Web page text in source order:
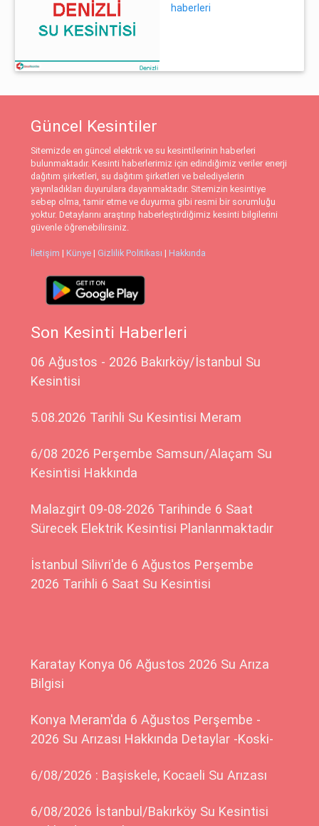
haberleri
Güncel Kesintiler
Sitemizde en güncel elektrik ve su kesintilerinin haberleri
bulunmaktadır. Kesinti haberlerimiz için edindiğimiz veriler enerji
dağıtım şirketleri, su dağıtım şirketleri ve belediyelerin
yayınladıkları duyurulara dayanmaktadır. Sitemizin kesintiye
sebep olma, tamir etme ve duyurma gibi resmi bir sorumluğu
yoktur. Detaylarını araştırıp haberleştirdiğimiz kesinti bilgilerini
güvenle öğrenebilirsiniz.
İletişim | Künye | Gizlilik Politikası | Hakkında
Son Kesinti Haberleri
06 Ağustos - 2026 Bakırköy/İstanbul Su
Kesintisi
5.08.2026 Tarihli Su Kesintisi Meram
6/08 2026 Perşembe Samsun/Alaçam Su
Kesintisi Hakkında
Malazgirt 09-08-2026 Tarihinde 6 Saat
Sürecek Elektrik Kesintisi Planlanmaktadır
İstanbul Silivri'de 6 Ağustos Perşembe
2026 Tarihli 6 Saat Su Kesintisi
Karatay Konya 06 Ağustos 2026 Su Arıza
Bilgisi
Konya Meram'da 6 Ağustos Perşembe -
2026 Su Arızası Hakkında Detaylar -Koski-
6/08/2026 : Başiskele, Kocaeli Su Arızası
6/08/2026 İstanbul/Bakırköy Su Kesintisi